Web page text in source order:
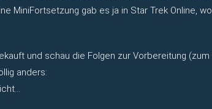
MiniFortsetzung gab es ja in Star Trek Online,
und schau die Folgen zur Vorbereitung
anders: